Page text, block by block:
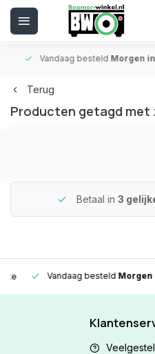
Vandaag besteldMorgen in
Terug
Producten getagd met
Betaal in 3
Vandaag besteldMorgen in